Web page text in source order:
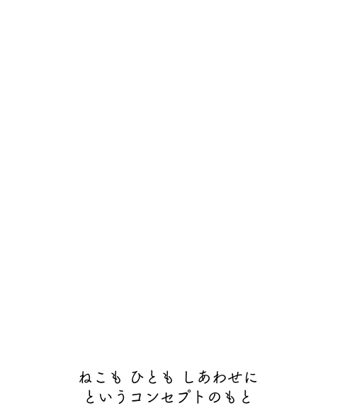
ねこも ひとも しあわせに
というコンセプトのもと